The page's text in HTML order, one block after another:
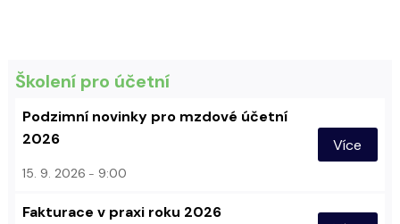
Školení pro účetní
Podzimní novinky pro mzdové účetní
2026
15. 9. 2026 9:00
Více
Fakturace v praxi roku 2026